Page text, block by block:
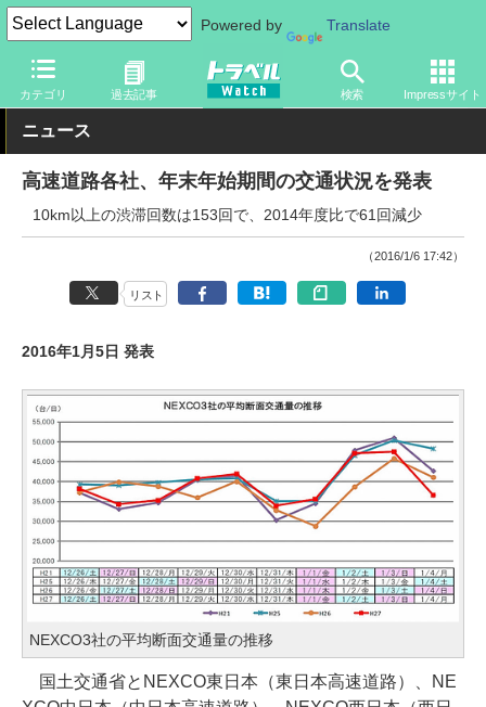
Powered by Translate
カテゴリ 過去記事 検索 Impressサイト
トラベル Watch 企業・政府・官庁 政府・官庁 国土交通省
ニュース
高速道路各社、年末年始期間の交通状況を発表
10km以上の渋滞回数は153回で、2014年度比で61回減少
（2016/1/6 17:42）
リスト
2016年1月5日 発表
NEXCO3社の平均断面交通量の推移
国土交通省とNEXCO東日本（東日本高速道路）、NE